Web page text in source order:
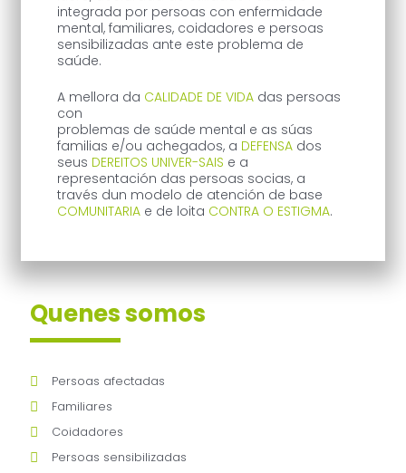
integrada por persoas con enfermidade
mental, familiares, coidadores e persoas
sensibilizadas ante este problema de
saúde.
A mellora da CALIDADE DE VIDA das persoas
con
problemas de saúde mental e as súas
familias e/ou achegados, a DEFENSA dos
seus DEREITOS UNIVER-SAIS e a
representación das persoas socias, a
través dun modelo de atención de base
COMUNITARIA e de loita CONTRA O ESTIGMA.
Quenes somos​
Persoas afectadas
Familiares
Coidadores
Persoas sensibilizadas